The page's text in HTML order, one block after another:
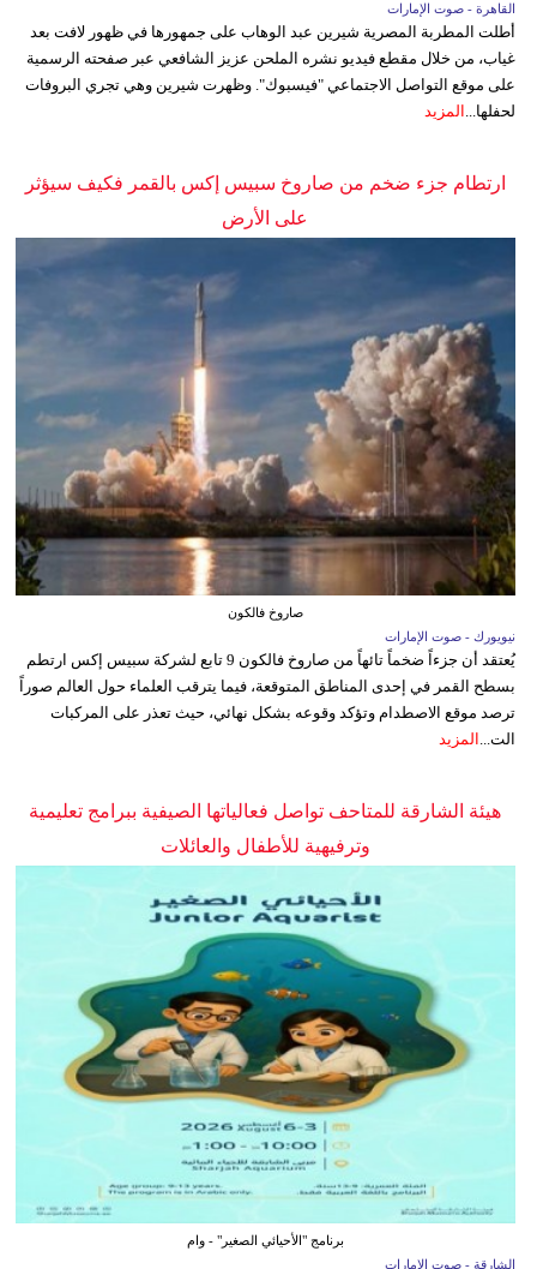
القاهرة - صوت الإمارات
أطلت المطربة المصرية شيرين عبد الوهاب على جمهورها في ظهور لافت بعد
غياب، من خلال مقطع فيديو نشره الملحن عزيز الشافعي عبر صفحته الرسمية
على موقع التواصل الاجتماعي "فيسبوك". وظهرت شيرين وهي تجري البروفات
لحفلها... المزيد
ارتطام جزء ضخم من صاروخ سبيس إكس بالقمر فكيف سيؤثر
على الأرض
صاروخ فالكون
نيويورك - صوت الإمارات
يُعتقد أن جزءاً ضخماً تائهاً من صاروخ فالكون 9 تابع لشركة سبيس إكس ارتطم
بسطح القمر في إحدى المناطق المتوقعة، فيما يترقب العلماء حول العالم صوراً
ترصد موقع الاصطدام وتؤكد وقوعه بشكل نهائي، حيث تعذر على المركبات
الت...
المزيد
هيئة الشارقة للمتاحف تواصل فعالياتها الصيفية ببرامج تعليمية
وترفيهية للأطفال والعائلات
برنامج "الأحيائي الصغير" - وام
الشارقة - صوت الإمارات